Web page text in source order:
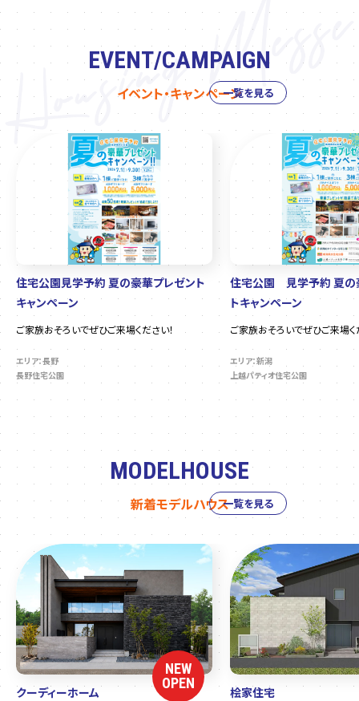
EVENT/CAMPAIGN
イベント・キャンペーン
住宅公園見学予約 夏の豪華プレゼント
キャンペーン
ご家族おそろいでぜひご来場ください！
エリア：長野
長野住宅公園
住宅公園 見学予約 夏の
トキャンペーン
ご家族おそろいでぜひご来場く
エリア：新潟
上越パティオ住宅公園
一覧を見る
MODELHOUSE
新着モデルハウス
NEW
OPEN
クーディーホーム
桧家住宅
一覧を見る